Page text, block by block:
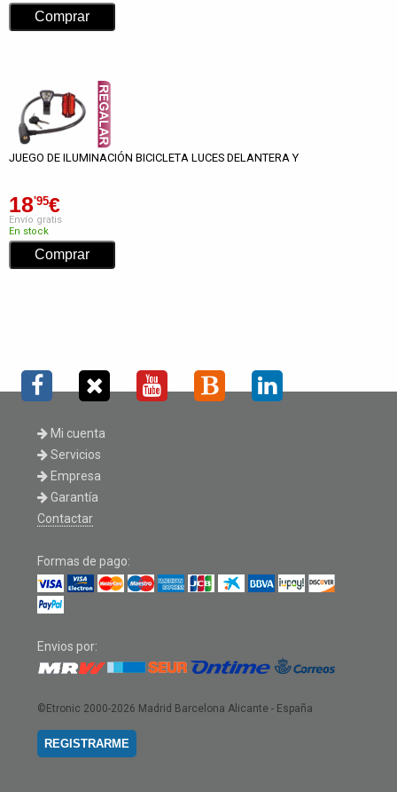
JUEGO DE ILUMINACIÓN BICICLETA LUCES DELANTERA Y
18'95€
Envío gratis
En stock
Mi cuenta
Servicios
Empresa
Garantía
Contactar
Formas de pago:
Envios por:
©Etronic 2000-2026 Madrid Barcelona Alicante - España
REGISTRARME